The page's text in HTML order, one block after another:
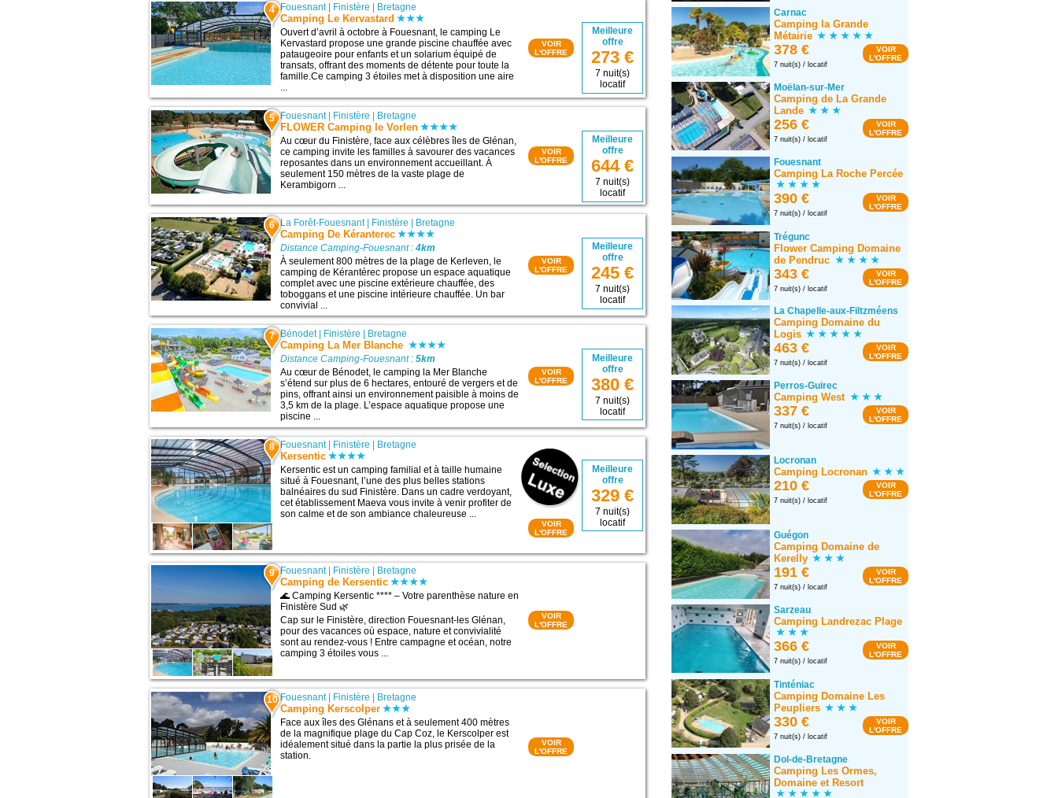
4 Fouesnant| Finistère | Bretagne
Camping Le Kervastard
Ouvert d’avril à octobre à Fouesnant, le camping Le
Kervastard propose une grande piscine chauffée avec
pataugeoire pour enfants et un solarium équipé de
transats, offrant des moments de détente pour toute la
famille.Ce camping 3 étoiles met à disposition une aire
Meilleure
offre
273 €
7 nuit(s)
locatif
VOIR
L'OFFRE
5 Fouesnant| Finistère | Bretagne
FLOWER Camping le Vorlen
Au cœur du Finistère, face aux célèbres îles de Glénan,
ce camping invite les familles à savourer des vacances
reposantes dans un environnement accueillant. À
seulement 150 mètres de la vaste plage de
Kerambigorn ...
Meilleure
offre
644 €
7 nuit(s)
locatif
VOIR
L'OFFRE
6 La Forêt-Fouesnant| Finistère | Bretagne
Camping De Kéranterec
Distance Camping-Fouesnant :4km
À seulement 800 mètres de la plage de Kerleven, le
camping de Kérantérec propose un espace aquatique
complet avec une piscine extérieure chauffée, des
toboggans et une piscine intérieure chauffée. Un bar
convivial ...
Meilleure
offre
245 €
7 nuit(s)
locatif
VOIR
L'OFFRE
7 Bénodet| Finistère Bretagne
Camping La Mer Blanche
Distance Camping-Fouesnant :5km
Au cœur de Bénodet, le camping la Mer Blanche
s’étend sur plus de 6 hectares, entouré de vergers et de
pins, offrant ainsi un environnement paisible à moins de
3,5 km de la plage. L’espace aquatique propose une
piscine ...
Meilleure
offre
380 €
7 nuit(s)
locatif
VOIR
L'OFFRE
8 Fouesnant| Finistère Bretagne
Kersentic
Kersentic est un camping familial et à taille humaine
situé à Fouesnant, l’une des plus belles stations
balnéaires du sud Finistère. Dans un cadre verdoyant,
cet établissement Maeva vous invite à venir profiter de
son calme et de son ambiance chaleureuse ...
Meilleure
offre
329 €
7 nuit(s)
locatif
VOIR
L'OFFRE
9 Fouesnant| Finistère Bretagne
Camping de Kersentic
🌊 Camping Kersentic **** – Votre parenthèse nature en
Finistère Sud 🌿
Cap sur le Finistère, direction Fouesnant-les Glénan,
pour des vacances où espace, nature et convivialité
sont au rendez-vous ! Entre campagne et océan, notre
camping 3 étoiles vous ...
VOIR
L'OFFRE
10 Fouesnant| Finistère | Bretagne
Camping Kerscolper
Face aux îles des Glénans et à seulement 400 mètres
de la magnifique plage du Cap Coz, le Kerscolper est
idéalement situé dans la partie la plus prisée de la
station.
VOIR
L'OFFRE
Carnac
Camping la Grande
Métairie
378 €
7 nuit(s) / locatif
VOIR
L'OFFRE
Moëlan-sur-Mer
Camping de La Grande
Lande
256 €
7 nuit(s) / locatif
VOIR
L'OFFRE
Fouesnant
Camping La Roche Percée
390 €
7 nuit(s) / locatif
VOIR
L'OFFRE
Trégunc
Flower Camping Domaine
de Pendruc
343 €
7 nuit(s) / locatif
VOIR
L'OFFRE
La Chapelle-aux-Filtzméens
Camping Domaine du
Logis
463 €
7 nuit(s) / locatif
VOIR
L'OFFRE
Perros-Guirec
Camping West
337 €
7 nuit(s) / locatif
VOIR
L'OFFRE
Locronan
Camping Locronan
210 €
7 nuit(s) / locatif
VOIR
L'OFFRE
Guégon
Camping Domaine de
Kerelly
191 €
7 nuit(s) / locatif
VOIR
L'OFFRE
Sarzeau
Camping Landrezac Plage
366 €
7 nuit(s) / locatif
VOIR
L'OFFRE
Tinténiac
Camping Domaine Les
Peupliers
330 €
7 nuit(s) / locatif
VOIR
L'OFFRE
Dol-de-Bretagne
Camping Les Ormes,
Domaine et Resort